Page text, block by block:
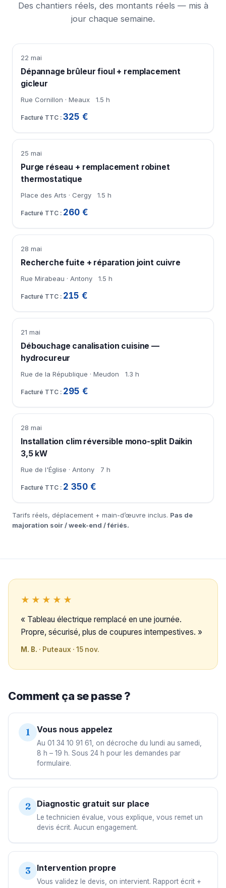
Des chantiers réels, des montants réels — mis à
jour chaque semaine.
22 mai
Dépannage brûleur fioul + remplacement
gicleur
Rue Cornillon · Meaux 1.5 h
325 €
25 mai
Purge réseau + remplacement robinet
thermostatique
Place des Arts · Cergy 1.5 h
260 €
28 mai
Recherche fuite + réparation joint cuivre
Rue Mirabeau · Antony 1.5 h
215 €
21 mai
Débouchage canalisation cuisine —
hydrocureur
Rue de la République · Meudon 1.3 h
295 €
28 mai
Installation clim réversible mono-split Daikin
3,5 kW
Rue de l'Église · Antony 7 h
2 350 €
Tarifs réels, déplacement + main-d’œuvre inclus. Pas de
majoration soir / week-end / fériés.
★★★★★
« Tableau électrique remplacé en une journée.
Propre, sécurisé, plus de coupures intempestives. »
M. B. · Puteaux · 15 nov.
Comment ça se passe ?
1 Vous nous appelez
Au 01 34 10 91 61, on décroche du lundi au samedi,
8 h – 19 h. Sous 24 h pour les demandes par
formulaire.
2 Diagnostic gratuit sur place
Le technicien évalue, vous explique, vous remet un
devis écrit. Aucun engagement.
3 Intervention propre
Vous validez le devis, on intervient. Rapport écrit +